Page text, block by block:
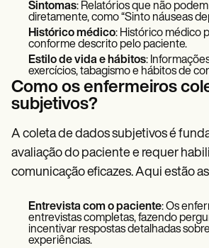
Sintomas: Relatórios que não
diretamente, como “Sinto náuseas
Histórico médico: Histórico médico
conforme descrito pelo paciente.
Estilo de vida e hábitos:
exercícios, tabagismo e hábitos de
Como os enfermeiros
subjetivos?
A coleta de dados subjetivos é
avaliação do paciente e requer
comunicação eficazes. Aqui estão
Entrevista com o paciente: Os
entrevistas completas, fazendo
incentivar respostas detalhadas
experiências.